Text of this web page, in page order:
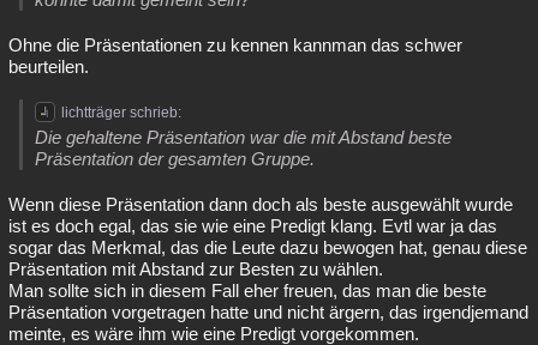
Ohne die Präsentationen zu kennen kannman das schwer
beurteilen.
lichtträger schrieb:
Die gehaltene Präsentation war die mit Abstand beste
Präsentation der gesamten Gruppe.
Wenn diese Präsentation dann doch als beste ausgewählt wurde
ist es doch egal, das sie wie eine Predigt klang. Evtl war ja das
sogar das Merkmal, das die Leute dazu bewogen hat, genau diese
Präsentation mit Abstand zur Besten zu wählen.
Man sollte sich in diesem Fall eher freuen, das man die beste
Präsentation vorgetragen hatte und nicht ärgern, das irgendjemand
meinte, es wäre ihm wie eine Predigt vorgekommen.